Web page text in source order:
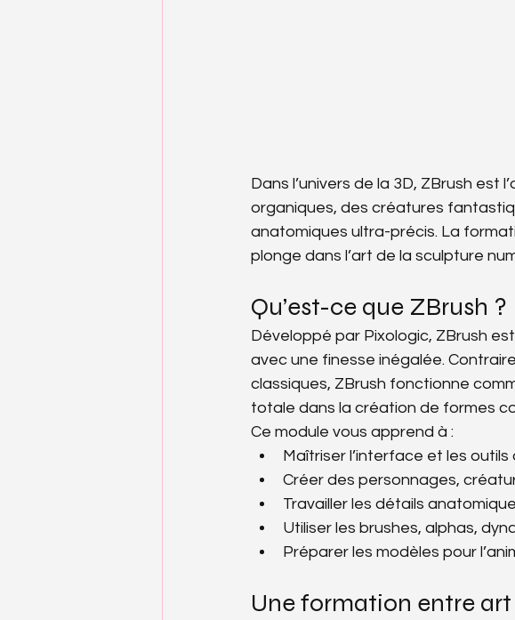
Dans l’univers de la 3D, ZBrush
organiques, des créatures
anatomiques ultra-précis. La
plonge dans l’art de la sculpture
Qu’est-ce que ZBrush ?
Développé par Pixologic, ZBrush
avec une finesse inégalée.
classiques, ZBrush fonctionne
totale dans la création de formes
Ce module vous apprend à :
Maîtriser l’interface et les
Créer des personnages,
Travailler les détails
Utiliser les brushes, alphas,
Préparer les modèles pour
Une formation entre